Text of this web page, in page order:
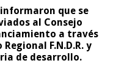
que se
al Consejo
a través
F.N.D.R. y
de desarrollo.